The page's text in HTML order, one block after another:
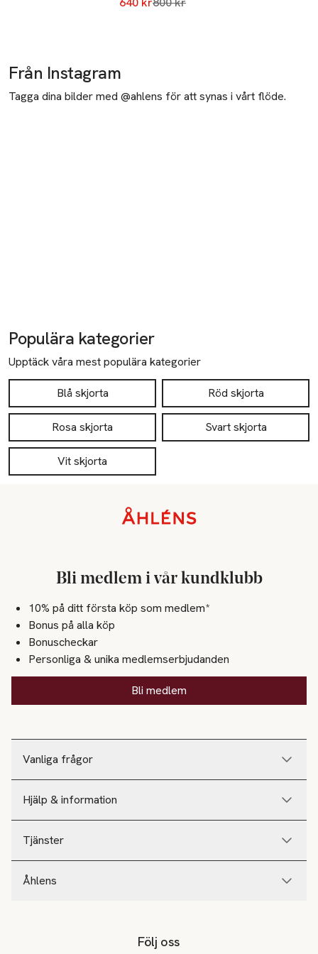
Från Instagram
Tagga dina bilder med @ahlens för att synas i vårt flöde.
Populära kategorier
Upptäck våra mest populära kategorier
Blå skjorta Röd skjorta
Rosa skjorta Svart skjorta
Vit skjorta
Vanliga frågor
Hjälp & information
Tjänster
Åhlens
Bli medlem i vår kundklubb
10% på ditt första köp som medlem*
Bonus på alla köp
Bonuscheckar
Personliga & unika medlemserbjudanden
Bli medlem
Följ oss